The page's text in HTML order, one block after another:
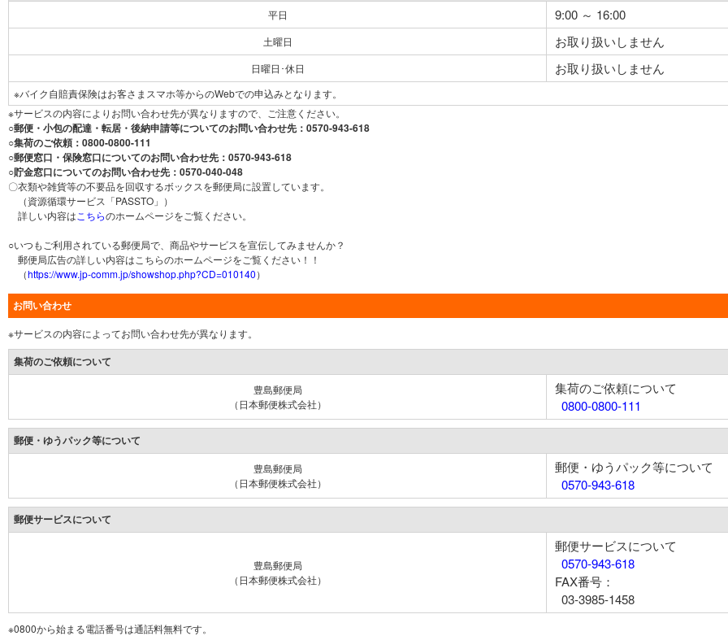
平日 9:00 ～ 16:00
土曜日 お取り扱いしません
日曜日･休日 お取り扱いしません
※バイク自賠責保険はお客さまスマホ等からのWebでの申込みとなります。
※サービスの内容によりお問い合わせ先が異なりますので、ご注意ください。
○郵便・小包の配達・転居・後納申請等についてのお問い合わせ先：0570-943-618
○集荷のご依頼：0800-0800-111
○郵便窓口・保険窓口についてのお問い合わせ先：0570-943-618
○貯金窓口についてのお問い合わせ先：0570-040-048
〇衣類や雑貨等の不要品を回収するボックスを郵便局に設置しています。
（資源循環サービス「PASSTO」）
詳しい内容は こちらのホームページをご覧ください。
○いつもご利用されている郵便局で、商品やサービスを宣伝してみませんか？
郵便局広告の詳しい内容はこちらのホームページをご覧ください！！
（https://www.jp-comm.jp/showshop.php?CD=010140）
お問い合わせ
※サービスの内容によってお問い合わせ先が異なります。
集荷のご依頼について
豊島郵便局
（日本郵便株式会社）
集荷のご依頼について
0800-0800-111
郵便・ゆうパック等について
豊島郵便局
（日本郵便株式会社）
郵便・ゆうパック等について
0570-943-618
郵便サービスについて
豊島郵便局
（日本郵便株式会社）
郵便サービスについて
0570-943-618
FAX番号：
03-3985-1458
※0800から始まる電話番号は通話料無料です。